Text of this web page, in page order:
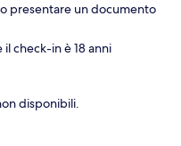
presentare un documento
check-in è 18 anni
disponibili.